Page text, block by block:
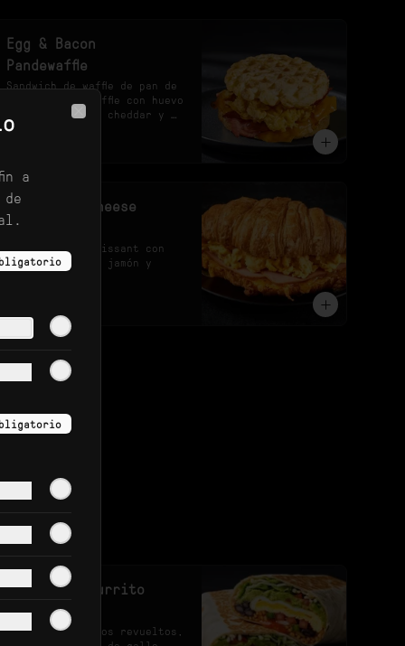
Egg & Bacon
Pandewaffle
Sandwich de waffle de pan de
yuca By Pandewaffle con huevo
revuelto, queso cheddar y
tocineta crocante.
Egg Ham & Cheese
Croissant
Sandwich de croissant con
huevo revuelto, jamón y
Breakfast Burrito
Picante
Burrito de huevos revueltos,
a